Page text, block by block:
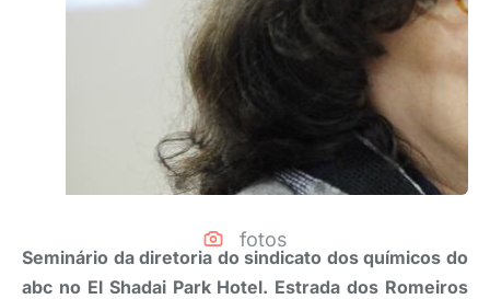
fotos
Seminário da diretoria do sindicato dos químicos do
abc no El Shadai Park Hotel. Estrada dos Romeiros